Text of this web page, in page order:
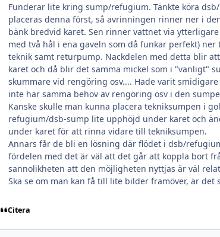
Funderar lite kring sump/refugium. Tänkte köra
placeras denna först, så avrinningen rinner ner i
bänk bredvid karet. Sen rinner vattnet via
med två hål i ena gaveln som då funkar perfekt)
teknik samt returpump. Nackdelen med detta blir
karet och då blir det samma mickel som i "vanligt"
skummare vid rengöring osv.... Hade varit
inte har samma behov av rengöring osv i den
Kanske skulle man kunna placera tekniksumpen i
refugium/dsb-sump lite upphöjd under karet och
under karet för att rinna vidare till tekniksumpen.
Annars får de bli en lösning där flödet i dsb/
fördelen med det är väl att det går att koppla bort
sannolikheten att den möjligheten nyttjas är väl
Ska se om man kan få till lite bilder framöver, är det
Citera